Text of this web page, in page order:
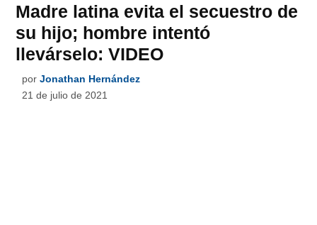
Madre latina evita el secuestro de
su hijo; hombre intentó
llevárselo: VIDEO
por Jonathan Hernández
21 de julio de 2021